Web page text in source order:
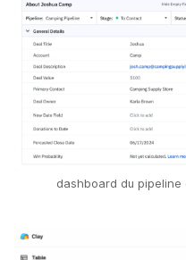
dashboard du pipeline